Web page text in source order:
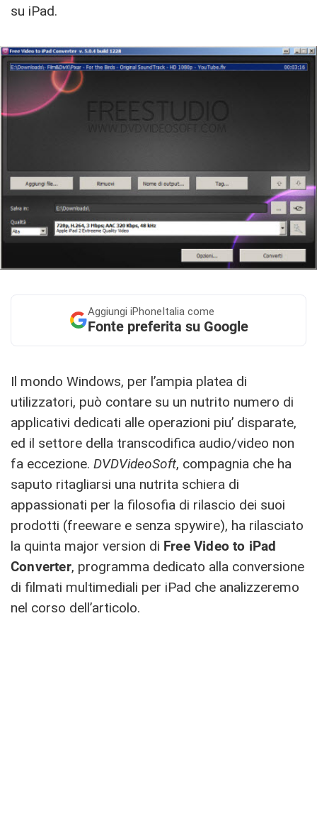
su iPad.
Aggiungi iPhoneItalia come
Fonte preferita su Google
Il mondo Windows, per l’ampia platea di
utilizzatori, può contare su un nutrito numero di
applicativi dedicati alle operazioni piu’ disparate,
ed il settore della transcodifica audio/video non
fa eccezione. DVDVideoSoft, compagnia che ha
saputo ritagliarsi una nutrita schiera di
appassionati per la filosofia di rilascio dei suoi
prodotti (freeware e senza spywire), ha rilasciato
la quinta major version di Free Video to iPad
Converter, programma dedicato alla conversione
di filmati multimediali per iPad che analizzeremo
nel corso dell’articolo.